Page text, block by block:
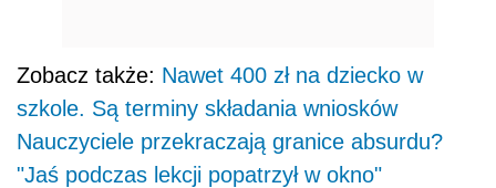
Zobacz także: Nawet 400 zł na dziecko w
szkole. Są terminy składania wniosków
Nauczyciele przekraczają granice absurdu?
"Jaś podczas lekcji popatrzył w okno"